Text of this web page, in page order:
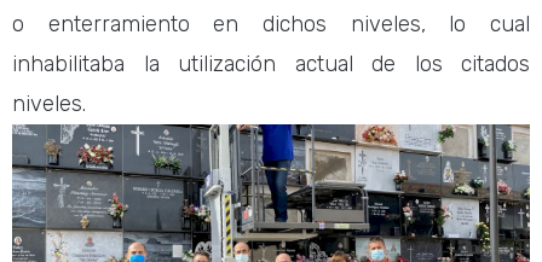
o enterramiento en dichos niveles, lo cual
inhabilitaba la utilización actual de los citados
niveles.